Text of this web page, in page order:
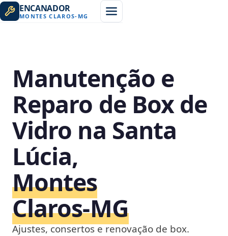
ENCANADOR
MONTES CLAROS- MG
Manutenção e
Reparo de Box de
Vidro na Santa
Lúcia,
Montes
Claros‑MG
Ajustes, consertos e renovação de box.